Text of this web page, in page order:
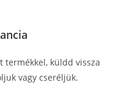
termékkel, küldd vissza
vagy cseréljük.